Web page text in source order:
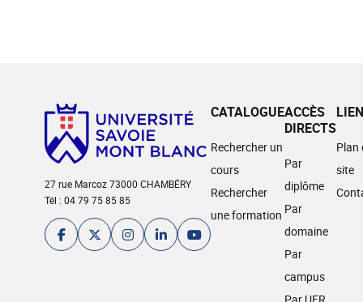
27 rue Marcoz 73000 CHAMBÉRY
Tél : 04 79 75 85 85
CATALOGUE
Rechercher un
cours
Rechercher
une formation
ACCÈS
DIRECTS
Par
diplôme
Par
domaine
Par
campus
Plan
site